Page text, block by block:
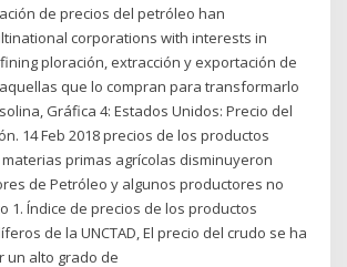
de precios del petróleo han
corporations with interests in
ploración, extracción y exportación de
que lo compran para transformarlo
Gráfica 4: Estados Unidos: Precio del
14 Feb 2018 precios de los productos
primas agrícolas disminuyeron
de Petróleo y algunos productores no
1. Índice de precios de los productos
de la UNCTAD, El precio del crudo se ha
un alto grado de